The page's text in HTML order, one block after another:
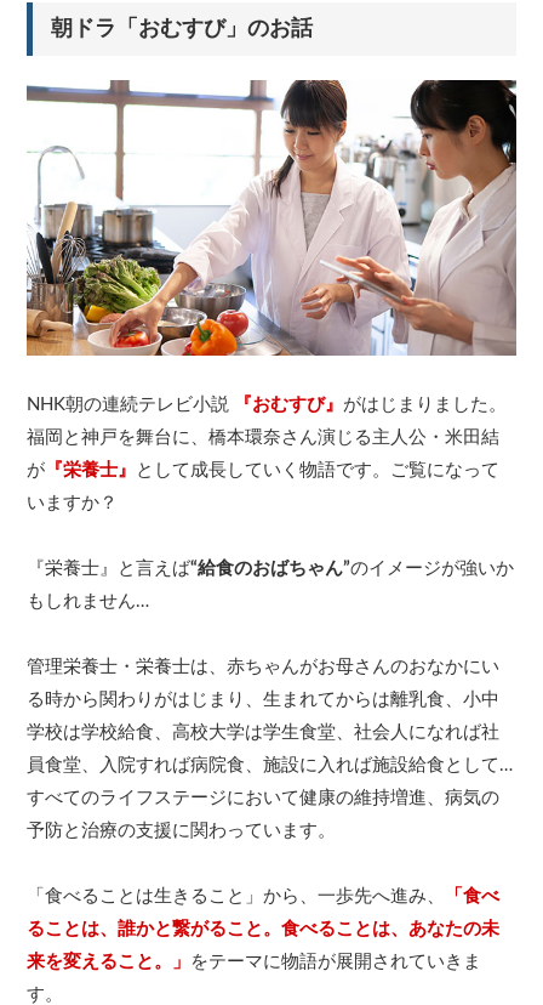
朝ドラ「おむすび」のお話
NHK朝の連続テレビ小説 『おむすび』 がはじまりました。
福岡と神戸を舞台に、橋本環奈さん演じる主人公・米田結
が 『栄養士』
として成長していく物語です。ご覧になって
いますか？
『栄養士』と言えば“給食のおばちゃん”のイメージが強いか
もしれません…
管理栄養士・栄養士は、赤ちゃんがお母さんのおなかにい
る時から関わりがはじまり、生まれてからは離乳食、小中
学校は学校給食、高校大学は学生食堂、社会人になれば社
員食堂、入院すれば病院食、施設に入れば施設給食として…
すべてのライフステージにおいて健康の維持増進、病気の
予防と治療の支援に関わっています。
「食べることは生きること」から、一歩先へ進み、
「食べ
ることは、誰かと繋がること。食べることは、あなたの未
来を変えること。」
をテーマに物語が展開されていきま
す。